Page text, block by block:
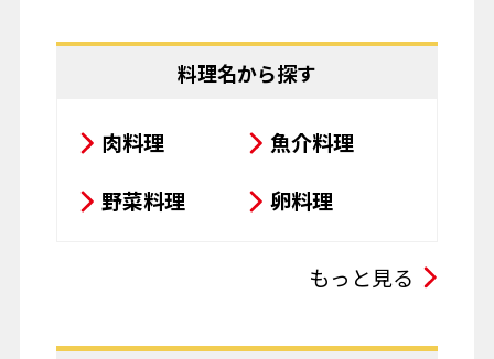
料理名から探す
肉料理
魚介料理
野菜料理
卵料理
もっと見る